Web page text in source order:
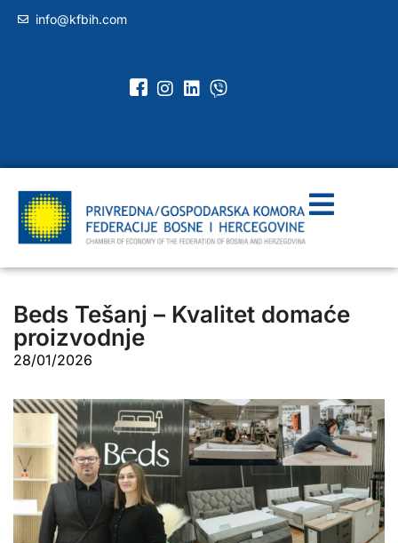
info@kfbih.com
Beds Tešanj – Kvalitet domaće
proizvodnje
28/01/2026